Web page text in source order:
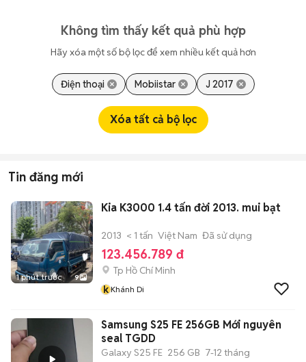
Không tìm thấy kết quả phù hợp
Hãy xóa một số bộ lọc để xem nhiều kết quả hơn
Điện thoại Mobiistar J 2017
Xóa tất cả bộ lọc
Tin đăng mới
1 phút trước 9
Kia K3000 1.4 tấn đời 2013. mui bạt
2013 < 1 tấn Việt Nam Đã sử dụng
123.456.789 đ
Tp Hồ Chí Minh
k Khánh Di
Samsung S25 FE 256GB Mới nguyên
seal TGDD
Galaxy S25 FE 256 GB 7-12 tháng